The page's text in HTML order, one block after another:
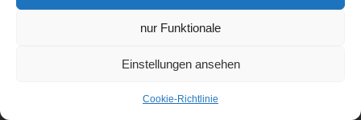
nur Funktionale
Einstellungen ansehen
Cookie-Richtlinie